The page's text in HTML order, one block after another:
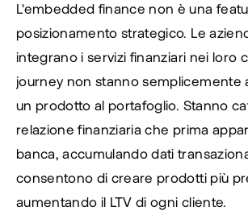
L'embedded finance non è una
posizionamento strategico. Le
integrano i servizi finanziari nei loro
journey non stanno semplicemente
un prodotto al portafoglio. Stanno
relazione finanziaria che prima
banca, accumulando dati
consentono di creare prodotti più
aumentando il LTV di ogni cliente.